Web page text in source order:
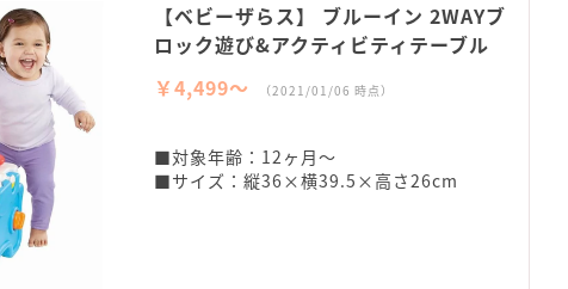
【ベビーザらス】 ブルーイン 2WAYブ
ロック遊び&アクティビティテーブル
￥4,499〜
（2021/01/06 時点）
■対象年齢：12ヶ月～
■サイズ：縦36×横39.5×高さ26cm